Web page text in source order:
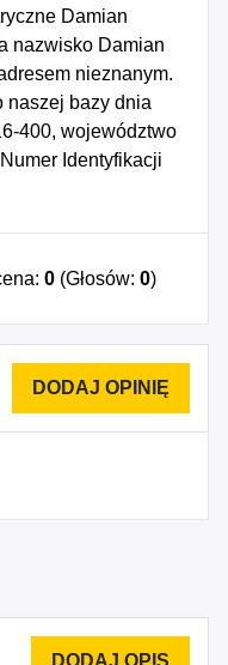
Damian
nazwisko Damian
nieznanym.
naszej bazy dnia
400, województwo
Identyfikacji
a numer
0 (Głosów: 0)